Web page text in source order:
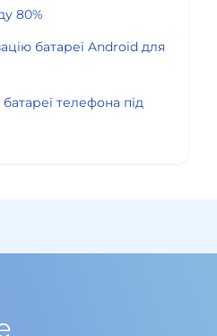
80%
батареї Android для
телефона під